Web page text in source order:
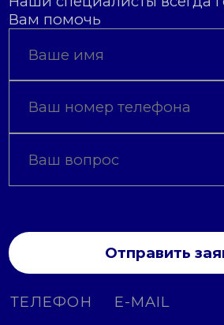
Вам помочь
Отправить
ТЕЛЕФОН E-MAIL